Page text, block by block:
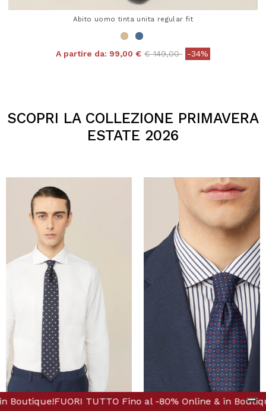
& in Boutique! FUORI TUTTO Fino al -80%
Abito uomo tinta unita regular fit
A partire da: 99,00 € Price reduced from
€ 149,00to-34%
SCOPRI LA COLLEZIONE PRIMAVERA
ESTATE 2026
Fino al -80% Online & in Boutique! FUORI TUTTO